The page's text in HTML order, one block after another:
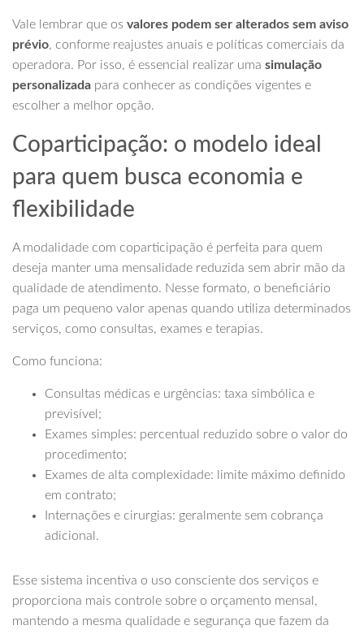
Vale lembrar que os valores podem ser alterados sem aviso
prévio, conforme reajustes anuais e políticas comerciais da
operadora. Por isso, é essencial realizar uma simulação
personalizada para conhecer as condições vigentes e
escolher a melhor opção.
Coparticipação: o modelo ideal
para quem busca economia e
flexibilidade
A modalidade com coparticipação é perfeita para quem
deseja manter uma mensalidade reduzida sem abrir mão da
qualidade de atendimento. Nesse formato, o beneficiário
paga um pequeno valor apenas quando utiliza determinados
serviços, como consultas, exames e terapias.
Como funciona:
Consultas médicas e urgências: taxa simbólica e
previsível;
Exames simples: percentual reduzido sobre o valor do
procedimento;
Exames de alta complexidade: limite máximo definido
em contrato;
Internações e cirurgias: geralmente sem cobrança
adicional.
Esse sistema incentiva o uso consciente dos serviços e
proporciona mais controle sobre o orçamento mensal,
mantendo a mesma qualidade e segurança que fazem da